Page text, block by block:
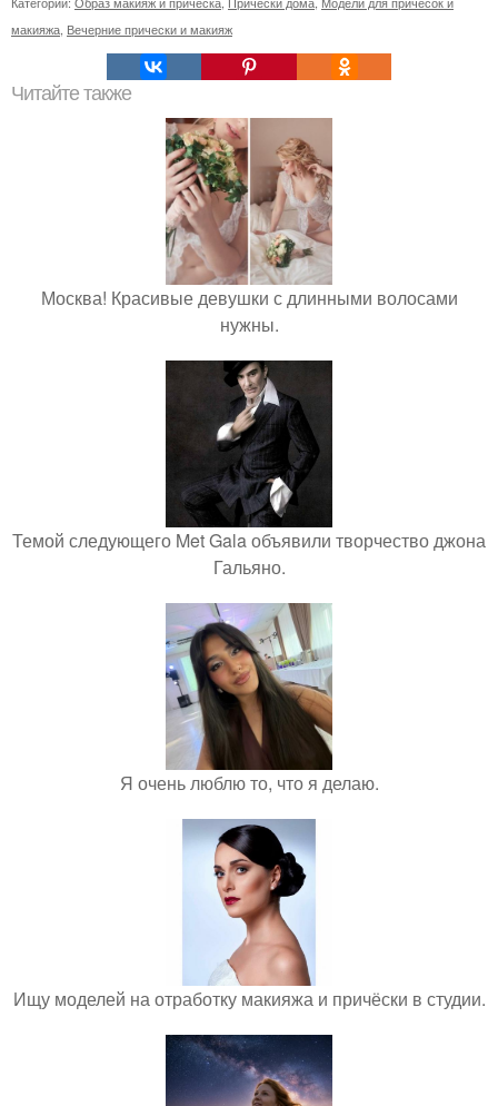
макияжа, Вечерние прически и макияж
Читайте также
Москва! Красивые девушки с длинными волосами
нужны.
Темой следующего Met Gala объявили творчество джона
Гальяно.
Я очень люблю то, что я делаю.
Ищу моделей на отработку макияжа и причёски в студии.